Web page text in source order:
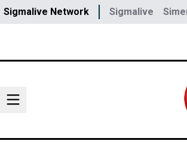
Sigmalive Network Sigmalive